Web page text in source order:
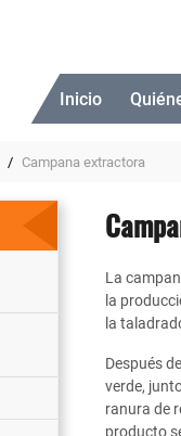
Inicio
Campana extractora
La
la
la
Después
verde,
ranura de
producto